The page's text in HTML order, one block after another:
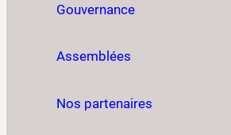
Gouvernance
Assemblées
Nos partenaires